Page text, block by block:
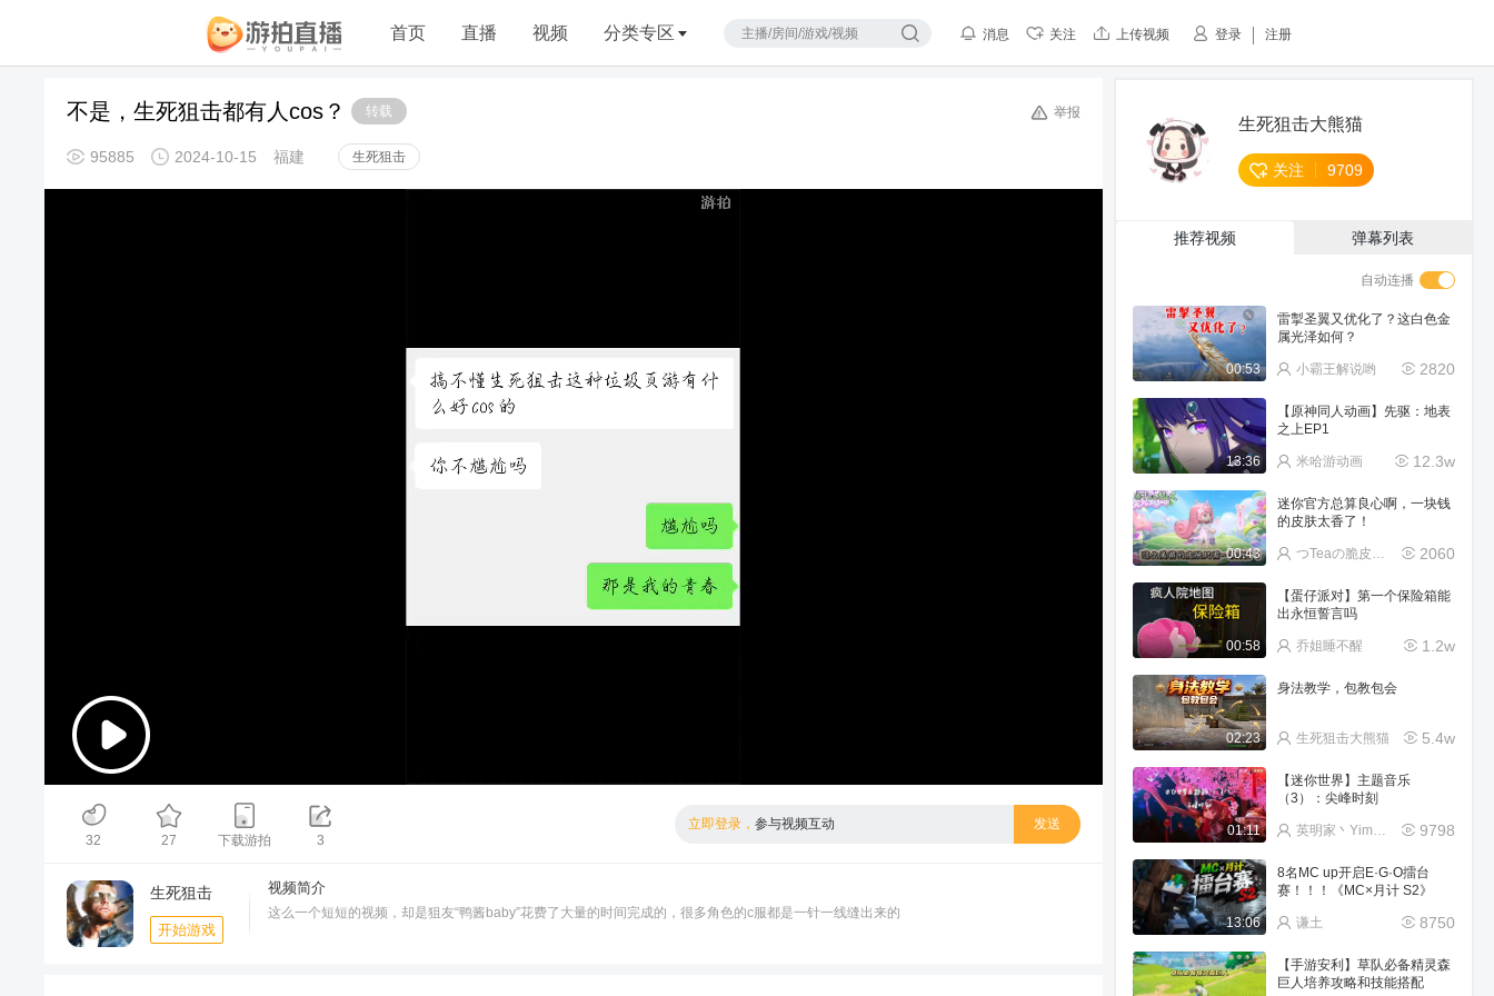
首页 直播 视频 分类专区 登录 注册
消息 关注 上传视频
转载
不是，生死狙击都有人cos？ 举报
95885 2024-10-15 福建 生死狙击
00:00/00:11 高清
倍数
32
27 下载游拍 3
立即登录，参与视频互动 发送
生死狙击
开始游戏
视频简介
这么一个短短的视频，却是狙友“鸭酱baby”花费了大量的时间完成的，很多角色的c服都是一针一线缝出来的
生死狙击大熊猫
关注 9709
推荐视频 弹幕列表
自动连播
00:53
雷掣圣翼又优化了？这白色金
属光泽如何？
2820
小霸王解说哟
13:36
【原神同人动画】先驱：地表
之上EP1
12.3w
米哈游动画
00:43
迷你官方总算良心啊，一块钱
的皮肤太香了！
2060
つTeaの脆皮°づ
00:58
【蛋仔派对】第一个保险箱能
出永恒誓言吗
1.2w
乔姐睡不醒
02:23
身法教学，包教包会
5.4w
生死狙击大熊猫
01:11
【迷你世界】主题音乐
（3）：尖峰时刻
9798
英明家丶Yimika
13:06
8名MC up开启E·G·O擂台
赛！！！《MC×月计 S2》
8750
谦土
【手游安利】草队必备精灵森
巨人培养攻略和技能搭配